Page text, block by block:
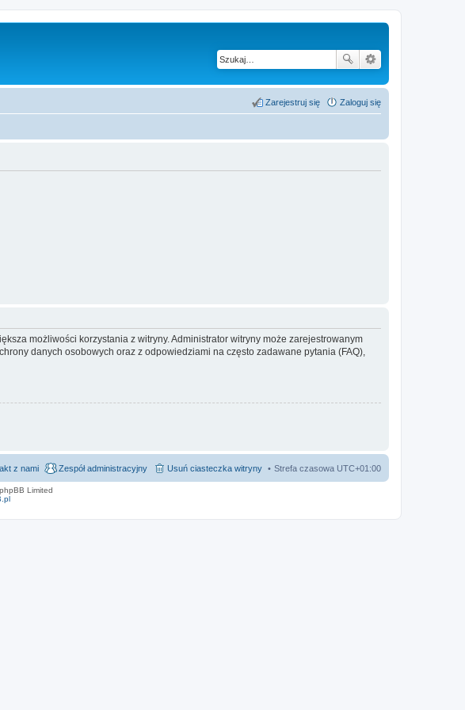
Zaloguj się
Zarejestruj się
możliwości korzystania z witryny. Administrator witryny może zarejestrowanym
danych osobowych oraz z odpowiedziami na często zadawane pytania (FAQ),
Strefa czasowa UTC+01:00
Usuń ciasteczka witryny
Zespół administracyjny
z nami
Limited